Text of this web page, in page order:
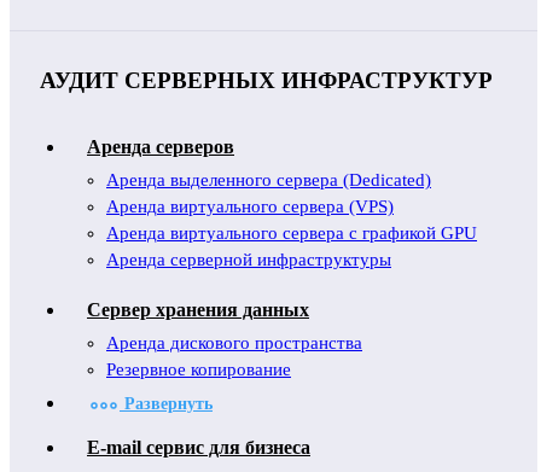
АУДИТ СЕРВЕРНЫХ ИНФРАСТРУКТУР
Аренда серверов
Аренда выделенного сервера (Dedicated)
Аренда виртуального сервера (VPS)
Аренда виртуального сервера с графикой GPU
Аренда серверной инфраструктуры
Сервер хранения данных
Аренда дискового пространства
Резервное копирование
Развернуть
E-mail сервис для бизнеса